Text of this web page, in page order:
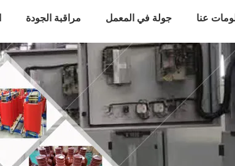
عنا جولة في المعمل مراقبة الجودة